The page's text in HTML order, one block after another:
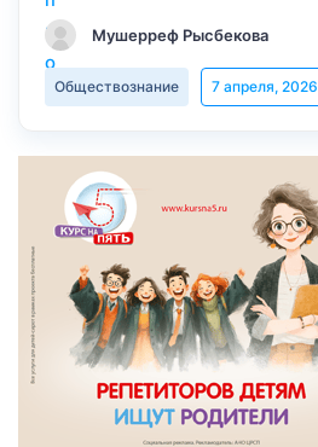
Мушерреф Рысбекова
Обществознание 7 апреля, 2026